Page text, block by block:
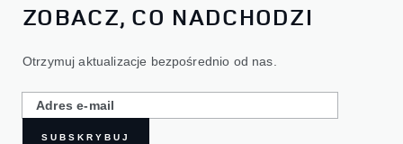
ZOBACZ, CO NADCHODZI
Otrzymuj aktualizacje bezpośrednio od nas.
SUBSKRYBUJ